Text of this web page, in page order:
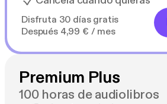
Disfruta 30 días gratis
Después 4,99 € / mes
Premium Plus
100 horas de audiolibros